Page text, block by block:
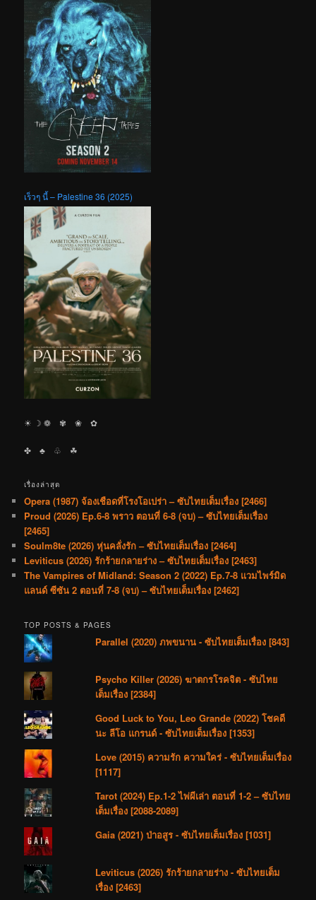
เร็วๆ นี้ – Palestine 36 (2025)
☀︎ ☽ ❁ ✾ ❀ ✿
✤ ♣︎ ♧ ☘︎
เรื่องล่าสุด
Opera (1987) จ้องเชือดที่โรงโอเปร่า – ซับไทยเต็มเรื่อง [2466]
Proud (2026) Ep.6-8 พราว ตอนที่ 6-8 (จบ) – ซับไทยเต็มเรื่อง
[2465]
Soulm8te (2026) หุ่นคลั่งรัก – ซับไทยเต็มเรื่อง [2464]
Leviticus (2026) รักร้ายกลายร่าง – ซับไทยเต็มเรื่อง [2463]
The Vampires of Midland: Season 2 (2022) Ep.7-8 แวมไพร์มิด
แลนด์ ซีซัน 2 ตอนที่ 7-8 (จบ) – ซับไทยเต็มเรื่อง [2462]
TOP POSTS & PAGES
Parallel (2020) ภพขนาน - ซับไทยเต็มเรื่อง [843]
Psycho Killer (2026) ฆาตกรโรคจิต - ซับไทย
เต็มเรื่อง [2384]
Good Luck to You, Leo Grande (2022) โชคดี
นะ ลีโอ แกรนด์ - ซับไทยเต็มเรื่อง [1353]
Love (2015) ความรัก ความใคร่ - ซับไทยเต็มเรื่อง
[1117]
Tarot (2024) Ep.1-2 ไพ่ผีเล่า ตอนที่ 1-2 – ซับไทย
เต็มเรื่อง [2088-2089]
Gaia (2021) ป่าอสูร - ซับไทยเต็มเรื่อง [1031]
Leviticus (2026) รักร้ายกลายร่าง - ซับไทยเต็ม
เรื่อง [2463]